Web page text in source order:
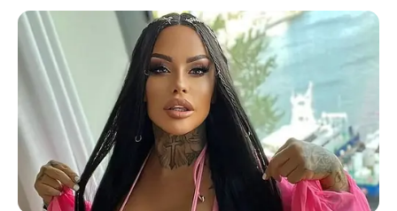
9 Desain Detail Barang
Sangat Membantu, Jadi
Lebih Mudah Deh
Manfaatkan Ruang
Kosong, 10 Desain
Tangga Minimalis yang
Multifungsi